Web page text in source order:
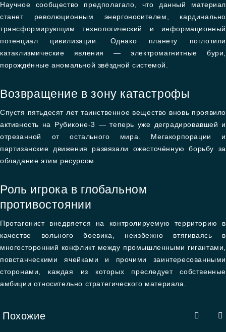
Научное сообщество предполагало, что данный материал
станет революционным энергоносителем, кардинально
трансформирующим технологический и информационный
потенциал цивилизации. Однако планету поглотили
катаклизмические явления — электромагнитные бури,
порождённые аномальной звёздной системой.
Возвращение в зону катастрофы
Спустя пятьдесят лет таинственное вещество вновь проявило
активность на Рубиконе-3 — теперь уже деградировавшей и
отрезанной от остального мира. Мегакорпорации и
партизанские движения развязали ожесточённую борьбу за
обладание этим ресурсом.
Роль игрока в глобальном
противостоянии
Протагонист внедряется на контролируемую территорию в
качестве вольного боевика, неизбежно втягиваясь в
многосторонний конфликт между промышленными гигантами,
повстанческими ячейками и прочими заинтересованными
сторонами, каждая из которых преследует собственные
амбиции относительно стратегического материала.
Похожие